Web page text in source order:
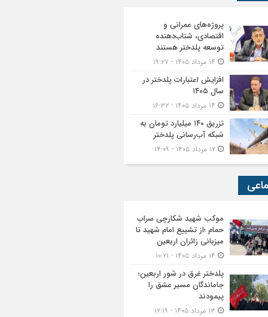
پروژه‌های عمرانی و
اقتصادی، شتاب‌دهنده
توسعه پلدختر هستند
افزایش اعتبارات پلدختر در
سال ۱۴۰۵
تزریق ۱۴۰ میلیارد تومان به
شبکه آب‌رسانی پلدختر
موکب شهید شکارچی سراب
حمام ؛از تشییع امام شهید تا
میزبانی زائران اربعین
پلدختر غرق در شور اربعین؛
جاماندگان مسیر عشق را
پیمودند